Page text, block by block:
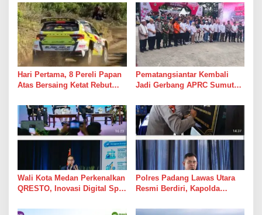
Hari Pertama, 8 Pereli Papan
Atas Bersaing Ketat Rebut
Termasuk Musa Rajekshah
Pematangsiantar Kembali
Jadi Gerbang APRC Sumut
Taklukkan Lintasan Kebun
Tobasari Kabupaten
Simalungun
Wali Kota Medan Perkenalkan
QRESTO, Inovasi Digital Split
Indonesia pada APEKSI
Polres Padang Lawas Utara
Resmi Berdiri, Kapolda
Humanis dan Penambahan